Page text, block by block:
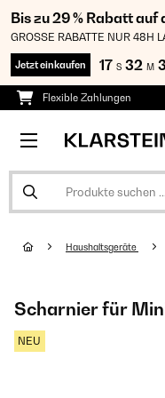
Bis zu 29 % Rabatt
GROSSE RABATTE NUR 48H
Jetzt einkaufen 17 S 32 M
Flexible Zahlungen
Haushaltsgeräte
Scharnier für
NEU